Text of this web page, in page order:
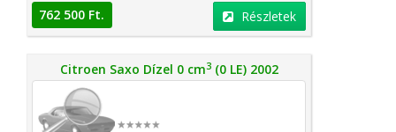
762 500 Ft. Részletek
Citroen Saxo Dízel 0 cm3(0 LE) 2002